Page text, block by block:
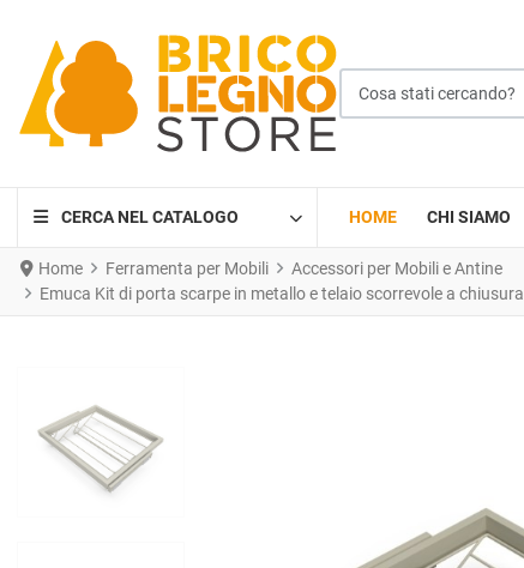
CERCA NEL CATALOGO HOME CHI SIAMO
Home Ferramenta per Mobili
Accessori per Mobili e Antine
Emuca Kit di porta scarpe in metallo e telaio scorrevole a